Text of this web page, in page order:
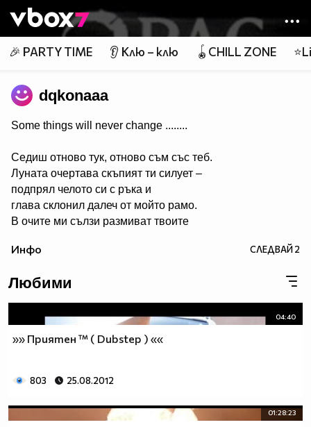
👾
🎉 PARTY TIME 👂 Клю – клю 🪀CHILL ZONE
dqkonaaa
Some things will never change ........
Седиш отново тук, отново съм със теб.
Луната очертава скъпият ти силует –
подпрял челото си с ръка и
глава склонил далеч от мойто рамо.
В очите ми сълзи размиват твоите
Очаквам утрото до теб,
Обръщаш се към мен – и странно,
подаваш ми ръка!
Поемам я със трепет тя да не изчезне,
а ти усмихваш се с очи,
прочел в сълзите ми страха.....
утрото с надежда!
Подай ми своята ръка!
Инфо СЛЕДВАЙ2
Любими
04:40
»» Приятен ™ ( Dubstep ) ««
803 25.08.2012
01:28:23